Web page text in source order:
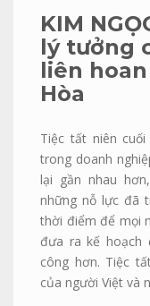
KIM
lý tưởng
liên
Hòa
Tiệc tất niên
trong doanh
lại gần nhau
những nỗ lực đã
thời điểm để mọi
đưa ra kế
công hơn. Tiệc
của người Việt và